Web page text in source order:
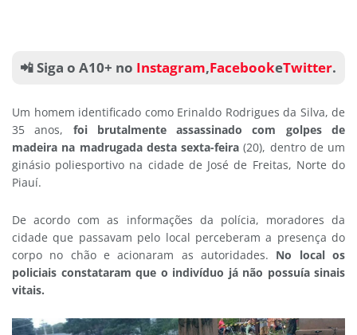
📲 Siga o A10+ no Instagram,FacebookeTwitter.
Um homem identificado como Erinaldo Rodrigues da Silva, de
35 anos, foi brutalmente assassinado com golpes de
madeira na madrugada desta sexta-feira (20), dentro de um
ginásio poliesportivo na cidade de José de Freitas, Norte do
Piauí.
De acordo com as informações da polícia, moradores da
cidade que passavam pelo local perceberam a presença do
corpo no chão e acionaram as autoridades. No local os
policiais constataram que o indivíduo já não possuía sinais
vitais.